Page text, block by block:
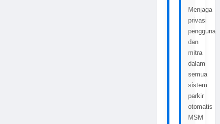
Menjaga
privasi
pengguna
dan
mitra
dalam
semua
sistem
parkir
otomatis
MSM